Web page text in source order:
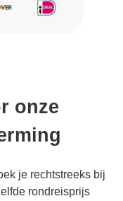
onze
je rechtstreeks bij
rondreisprijs